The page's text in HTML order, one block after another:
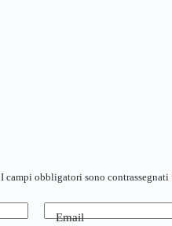
I campi obbligatori sono contrassegnati
Email